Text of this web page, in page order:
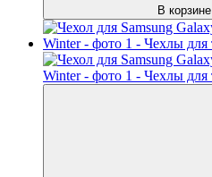
В корзине